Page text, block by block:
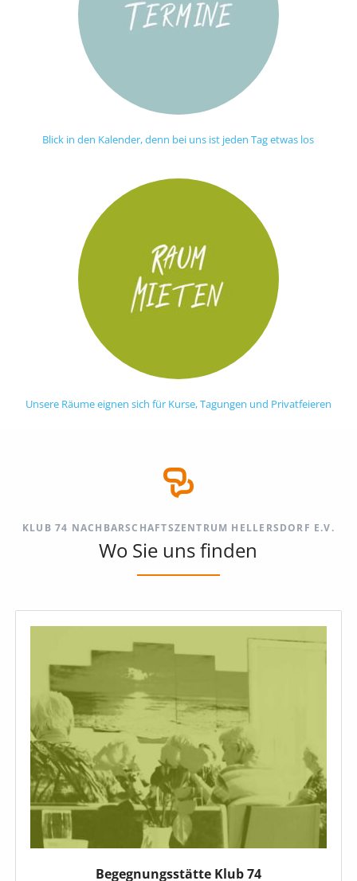
Blick in den Kalender, denn bei uns ist jeden Tag etwas los
Unsere Räume eignen sich für Kurse, Tagungen und Privatfeieren
KLUB 74 NACHBARSCHAFTSZENTRUM HELLERSDORF E.V.
Wo Sie uns finden
Begegnungsstätte Klub 74